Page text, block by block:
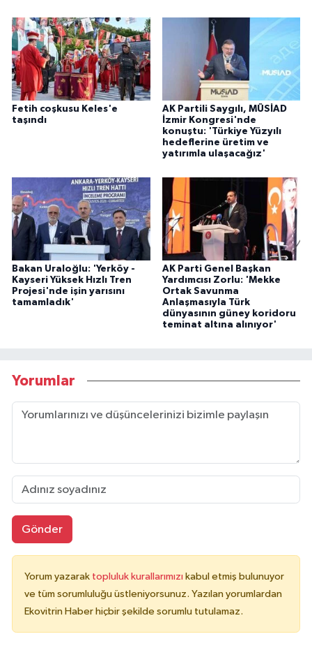
Fetih coşkusu Keles'e
taşındı
AK Partili Saygılı, MÜSİAD
İzmir Kongresi'nde
konuştu: 'Türkiye Yüzyılı
hedeflerine üretim ve
yatırımla ulaşacağız'
Bakan Uraloğlu: 'Yerköy -
Kayseri Yüksek Hızlı Tren
Projesi'nde işin yarısını
tamamladık'
AK Parti Genel Başkan
Yardımcısı Zorlu: 'Mekke
Ortak Savunma
Anlaşmasıyla Türk
dünyasının güney koridoru
teminat altına alınıyor'
Yorumlar
Gönder
Yorum yazarak topluluk kurallarımızı kabul etmiş bulunuyor
ve tüm sorumluluğu üstleniyorsunuz. Yazılan yorumlardan
Ekovitrin Haber hiçbir şekilde sorumlu tutulamaz.